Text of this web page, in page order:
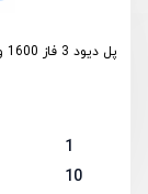
پل دیود 3 فاز 1600 ولت 50 آمپر با مدل اتصال سرسیم با پکیج MT-35A-5P
1
10